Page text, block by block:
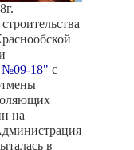
№09-18" с
на
в